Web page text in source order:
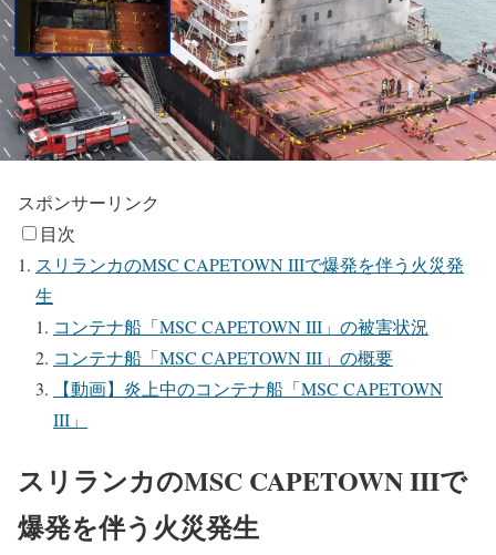
スポンサーリンク
目次
スリランカのMSC CAPETOWN IIIで爆発を伴う火災発
コンテナ船「MSC CAPETOWN III」の被害状況
【動画】炎上中のコンテナ船「MSC CAPETOWN